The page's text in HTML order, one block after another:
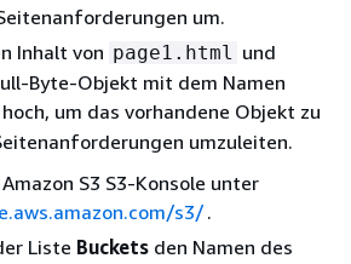
um.
Inhalt von page1.html
und
Byte-Objekt mit dem Namen
hoch, um das vorhandene Objekt zu
umzuleiten.
S3 S3-Konsole unter
s3/.
Liste Buckets den Namen des